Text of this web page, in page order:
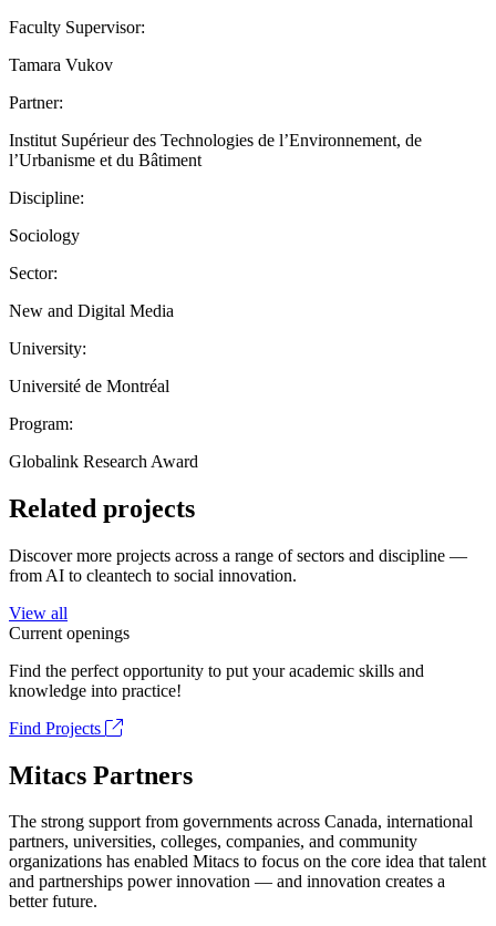
Faculty Supervisor:
Tamara Vukov
Partner:
Institut Supérieur des Technologies de l’Environnement, de
l’Urbanisme et du Bâtiment
Discipline:
Sociology
Sector:
New and Digital Media
University:
Université de Montréal
Program:
Globalink Research Award
Related projects
Discover more projects across a range of sectors and discipline —
from AI to cleantech to social innovation.
View all
Current openings
Find the perfect opportunity to put your academic skills and
knowledge into practice!
Find Projects
Mitacs Partners
The strong support from governments across Canada, international
partners, universities, colleges, companies, and community
organizations has enabled Mitacs to focus on the core idea that talent
and partnerships power innovation — and innovation creates a
better future.